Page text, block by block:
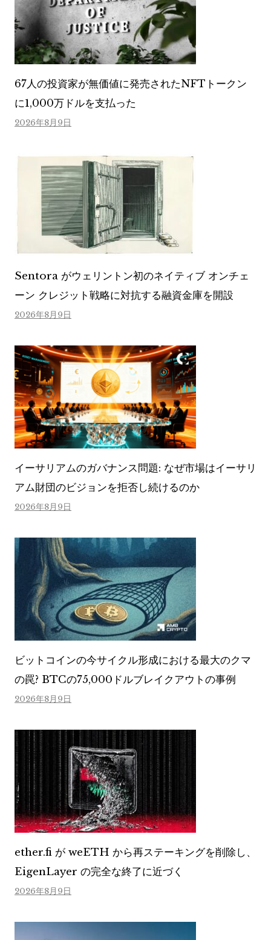
67人の投資家が無価値に発売されたNFTトークン
に1,000万ドルを支払った
2026年8月9日
Sentora がウェリントン初のネイティブ オンチェ
ーン クレジット戦略に対抗する融資金庫を開設
2026年8月9日
イーサリアムのガバナンス問題: なぜ市場はイーサリ
アム財団のビジョンを拒否し続けるのか
2026年8月9日
ビットコインの今サイクル形成における最大のクマ
の罠? BTCの75,000ドルブレイクアウトの事例
2026年8月9日
ether.fi が weETH から再ステーキングを削除し、
EigenLayer の完全な終了に近づく
2026年8月9日